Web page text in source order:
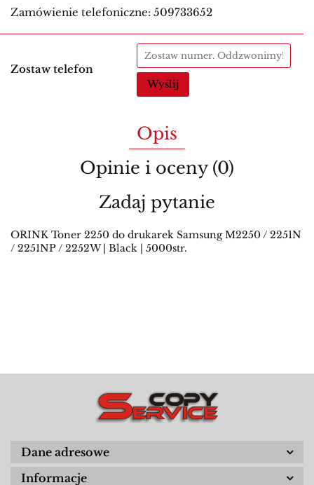
Zamówienie telefoniczne: 509733652
Zostaw telefon
Wyślij
Opis
Opinie i oceny (0)
Zadaj pytanie
ORINK Toner 2250 do drukarek Samsung M2250 / 2251N
/ 2251NP / 2252W | Black | 5000str.
Dane adresowe
Informacje